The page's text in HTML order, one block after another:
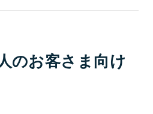
のお客さま向け